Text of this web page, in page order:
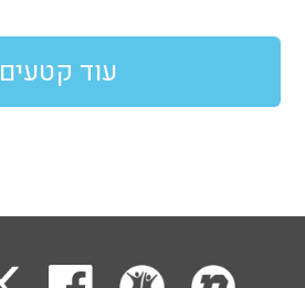
עוד קטעים